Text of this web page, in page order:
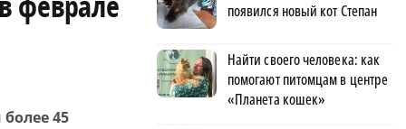
45
появился новый кот Степан
Найти своего человека: как
помогают питомцам в центре
«Планета кошек»